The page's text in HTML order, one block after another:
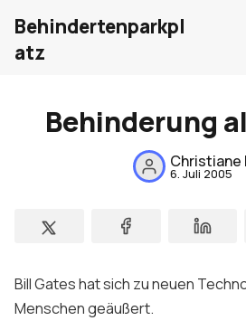
Über mich
Meine Firma
Behindertenparkpl
atz
Behinderung
Christiane
6. Juli 2005
Bill Gateshat sich zu neuen
Menschen geäußert.